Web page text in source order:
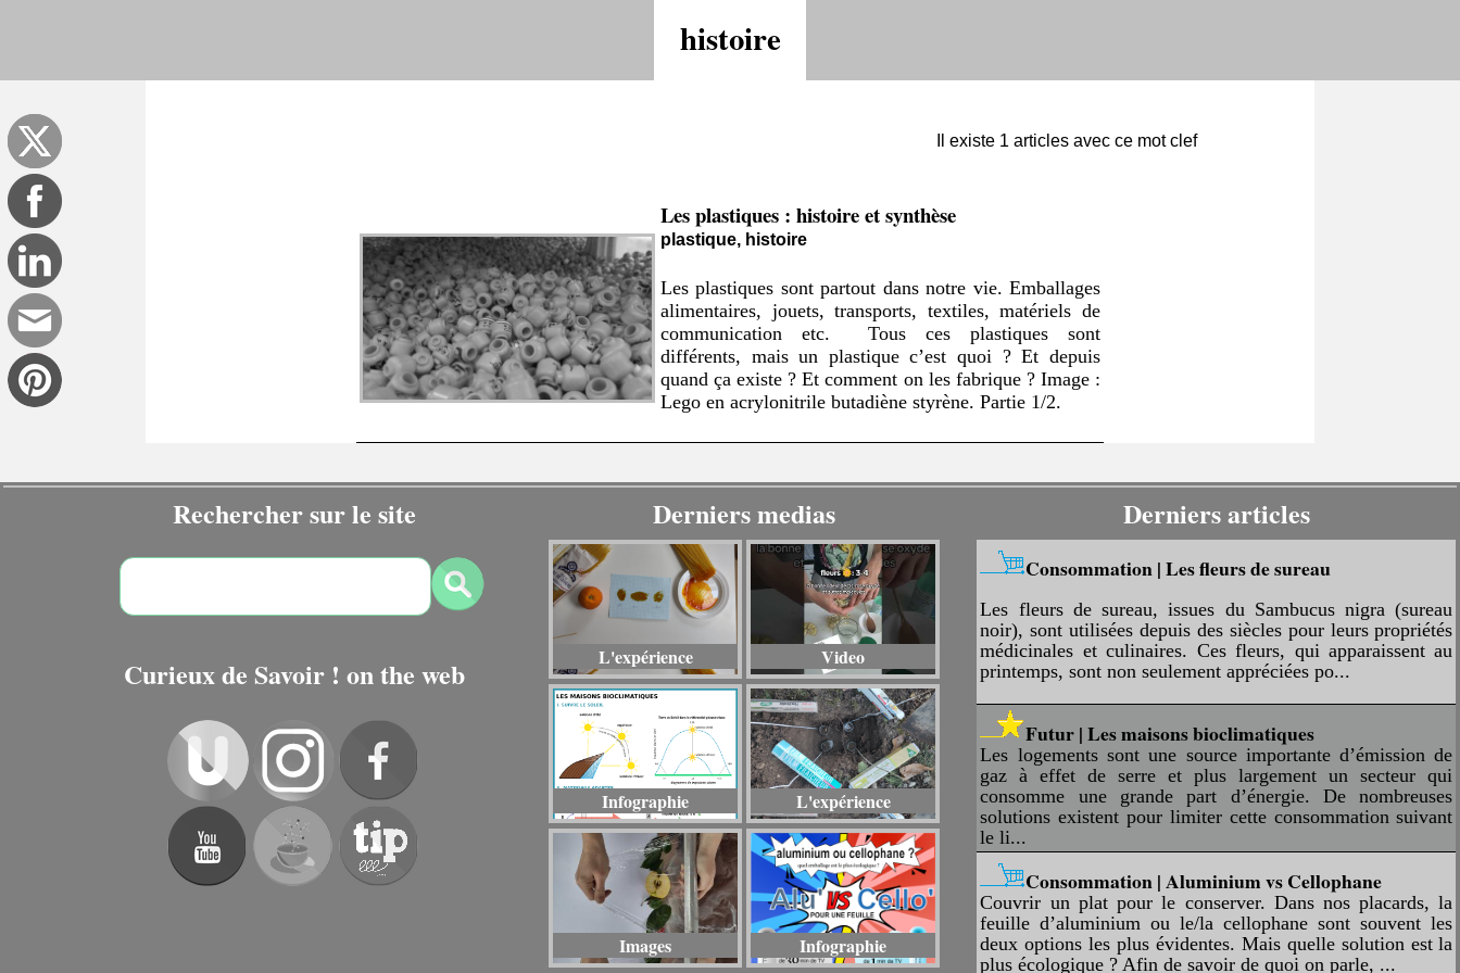
histoire
Il existe 1 articles avec ce mot clef
Les plastiques : histoire et synthèse
plastique, histoire
Les plastiques sont partout dans notre vie. Emballages
alimentaires, jouets, transports, textiles, matériels de
communication etc. Tous ces plastiques sont
différents, mais un plastique c’est quoi ? Et depuis
quand ça existe ? Et comment on les fabrique ? Image :
Lego en acrylonitrile butadiène styrène. Partie 1/2.
Rechercher sur le site
Curieux de Savoir ! on the web
Derniers medias
L'expérience Video
Infographie L'expérience
Images Infographie
Derniers articles
Consommation | Les fleurs de sureau
Les fleurs de sureau, issues du Sambucus nigra (sureau
noir), sont utilisées depuis des siècles pour leurs propriétés
médicinales et culinaires. Ces fleurs, qui apparaissent au
printemps, sont non seulement appréciées po...
Futur | Les maisons bioclimatiques
Les logements sont une source importante d’émission de
gaz à effet de serre et plus largement un secteur qui
consomme une grande part d’énergie. De nombreuses
solutions existent pour limiter cette consommation suivant
le li...
Consommation | Aluminium vs Cellophane
Couvrir un plat pour le conserver. Dans nos placards, la
feuille d’aluminium ou le/la cellophane sont souvent les
deux options les plus évidentes. Mais quelle solution est la
plus écologique ? Afin de savoir de quoi on parle, ...